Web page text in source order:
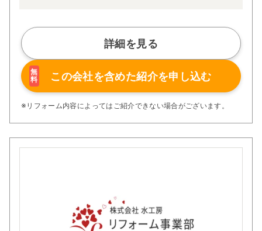
仕組みやルールで高品質リフォームをご提供。
たくさんのお客さまに選ばれています。
詳細を見る
無
料
この会社を含めた紹介を申し込む
※リフォーム内容によってはご紹介できない場合がございます。